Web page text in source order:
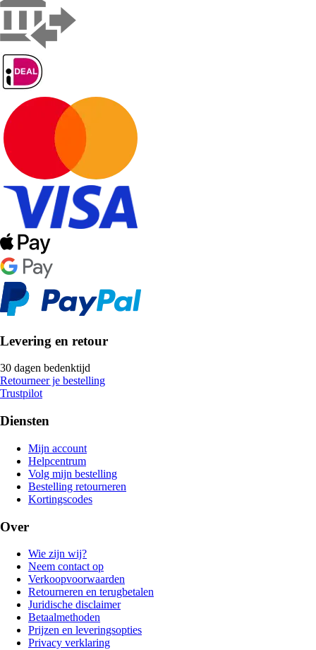
Levering en retour
30 dagen bedenktijd
Retourneer je bestelling
Trustpilot
Diensten
Mijn account
Helpcentrum
Volg mijn bestelling
Bestelling retourneren
Kortingscodes
Over
Wie zijn wij?
Neem contact op
Verkoopvoorwaarden
Retourneren en terugbetalen
Juridische disclaimer
Betaalmethoden
Prijzen en leveringsopties
Privacy verklaring